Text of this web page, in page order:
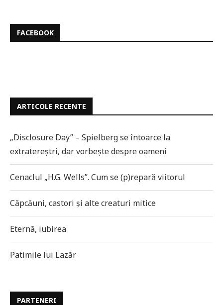
FACEBOOK
ARTICOLE RECENTE
„Disclosure Day” – Spielberg se întoarce la
extratereștri, dar vorbește despre oameni
Cenaclul „H.G. Wells”. Cum se (p)repară viitorul
Căpcăuni, castori și alte creaturi mitice
Eternă, iubirea
Patimile lui Lazăr
PARTENERI